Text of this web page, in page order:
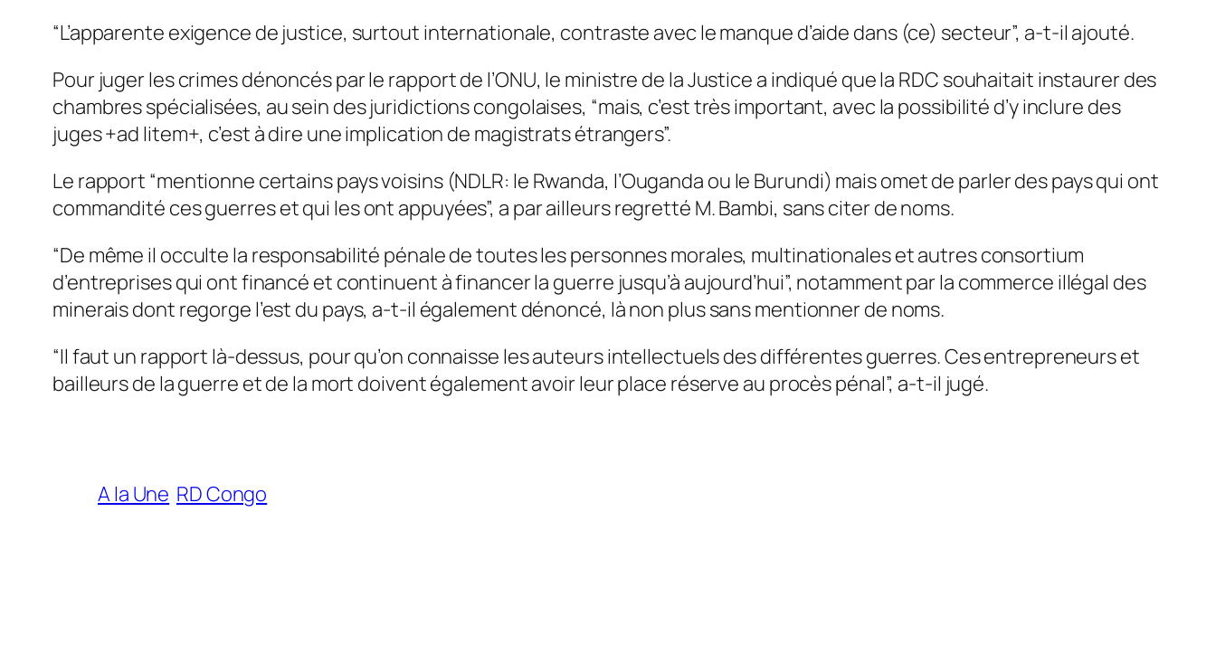
“L’apparente exigence de justice, surtout internationale, contraste avec le manque d’aide dans (ce) secteur”, a-t-il ajouté.
Pour juger les crimes dénoncés par le rapport de l’ONU, le ministre de la Justice a indiqué que la RDC souhaitait instaurer des
chambres spécialisées, au sein des juridictions congolaises, “mais, c’est très important, avec la possibilité d’y inclure des
juges +ad litem+, c’est à dire une implication de magistrats étrangers”.
Le rapport “mentionne certains pays voisins (NDLR: le Rwanda, l’Ouganda ou le Burundi) mais omet de parler des pays qui ont
commandité ces guerres et qui les ont appuyées”, a par ailleurs regretté M. Bambi, sans citer de noms.
“De même il occulte la responsabilité pénale de toutes les personnes morales, multinationales et autres consortium
d’entreprises qui ont financé et continuent à financer la guerre jusqu’à aujourd’hui”, notamment par la commerce illégal des
minerais dont regorge l’est du pays, a-t-il également dénoncé, là non plus sans mentionner de noms.
“Il faut un rapport là-dessus, pour qu’on connaisse les auteurs intellectuels des différentes guerres. Ces entrepreneurs et
bailleurs de la guerre et de la mort doivent également avoir leur place réserve au procès pénal”, a-t-il jugé.
A la Une RD Congo